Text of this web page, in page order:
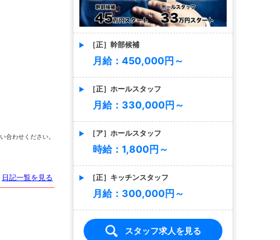
合わせください。
日記一覧を見る
［正］幹部候補
月給：450,000円～
［正］ホールスタッフ
月給：330,000円～
［ア］ホールスタッフ
時給：1,800円～
［正］キッチンスタッフ
月給：300,000円～
スタッフ求人を見る